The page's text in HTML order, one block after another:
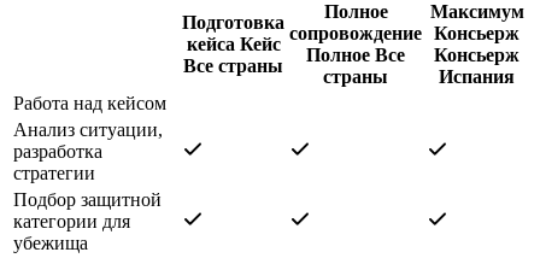
Подготовка
кейса Кейс
Все страны
Полное
сопровождение
Полное Все
страны
Максимум
Консьерж
Консьерж
Испания
Работа над кейсом
Анализ ситуации,
разработка
стратегии
Подбор защитной
категории для
убежища